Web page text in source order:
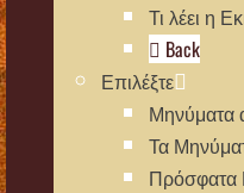
Τι λέει η
Back
Επιλέξτε
Μηνύματα
Τα
Πρόσφατα